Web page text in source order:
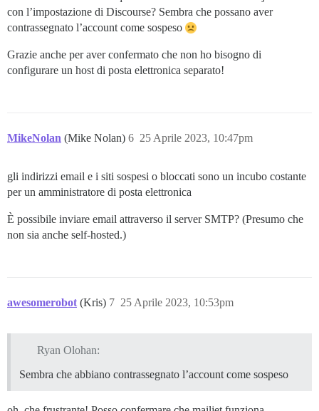
con l’impostazione di Discourse? Sembra che possano aver
contrassegnato l’account come sospeso
Grazie anche per aver confermato che non ho bisogno di
configurare un host di posta elettronica separato!
MikeNolan (Mike Nolan) 25 Aprile 2023, 10:47pm
6
gli indirizzi email e i siti sospesi o bloccati sono un incubo costante
per un amministratore di posta elettronica
È possibile inviare email attraverso il server SMTP? (Presumo che
non sia anche self-hosted.)
awesomerobot (Kris) 25 Aprile 2023, 10:53pm
7
Ryan Olohan:
Sembra che abbiano contrassegnato l’account come sospeso